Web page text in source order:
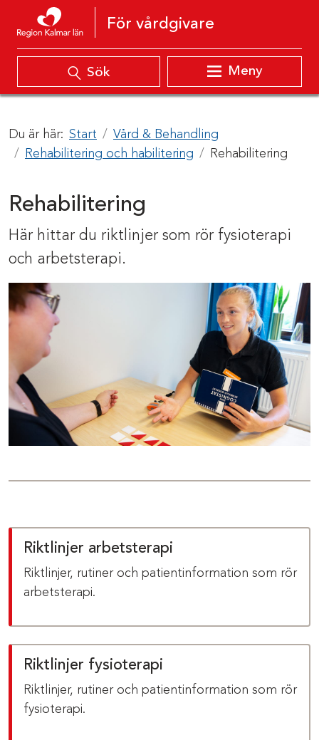
Hoppa till innehåll
För vårdgivare
Sök Meny
Du är här: Start
Vård & Behandling
Rehabilitering och habilitering
Rehabilitering
Rehabilitering
Här hittar du riktlinjer som rör fysioterapi
och arbetsterapi.
Riktlinjer arbetsterapi
Riktlinjer, rutiner och patientinformation som rör
arbetsterapi.
Riktlinjer fysioterapi
Riktlinjer, rutiner och patientinformation som rör
fysioterapi.